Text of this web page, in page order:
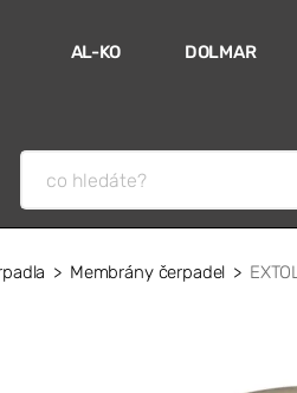
AL-KO DOLMAR
Membrány čerpadel